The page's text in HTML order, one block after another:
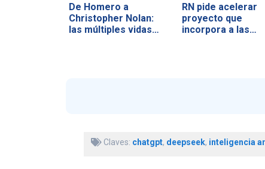
De Homero a
Christopher Nolan:
las múltiples vidas…
RN pide acelerar
proyecto que
incorpora a las…
Claves: chatgpt, deepseek, inteligencia